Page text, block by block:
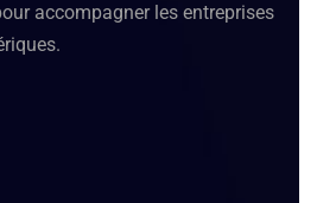
accompagner les entreprises